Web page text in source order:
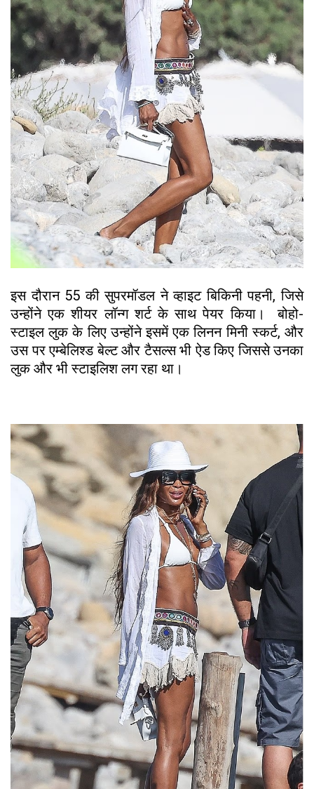
इस दौरान 55 की सुपरमॉडल ने व्हाइट बिकिनी पहनी, जिसे
उन्होंने एक शीयर लॉन्ग शर्ट के साथ पेयर किया। बोहो-
स्टाइल लुक के लिए उन्होंने इसमें एक लिनन मिनी स्कर्ट, और
उस पर एम्बेलिश्ड बेल्ट और टैसल्स भी ऐड किए जिससे उनका
लुक और भी स्टाइलिश लग रहा था।